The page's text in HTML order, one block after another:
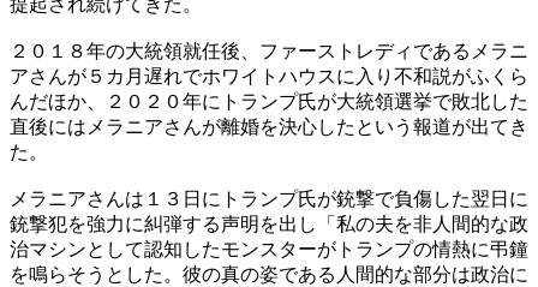
提起され続けてきた。
２０１８年の大統領就任後、ファーストレディであるメラニ
アさんが５カ月遅れでホワイトハウスに入り不和説がふくら
んだほか、２０２０年にトランプ氏が大統領選挙で敗北した
直後にはメラニアさんが離婚を決心したという報道が出てき
た。
メラニアさんは１３日にトランプ氏が銃撃で負傷した翌日に
銃撃犯を強力に糾弾する声明を出し「私の夫を非人間的な政
治マシンとして認知したモンスターがトランプの情熱に弔鐘
を鳴らそうとした。彼の真の姿である人間的な部分は政治に